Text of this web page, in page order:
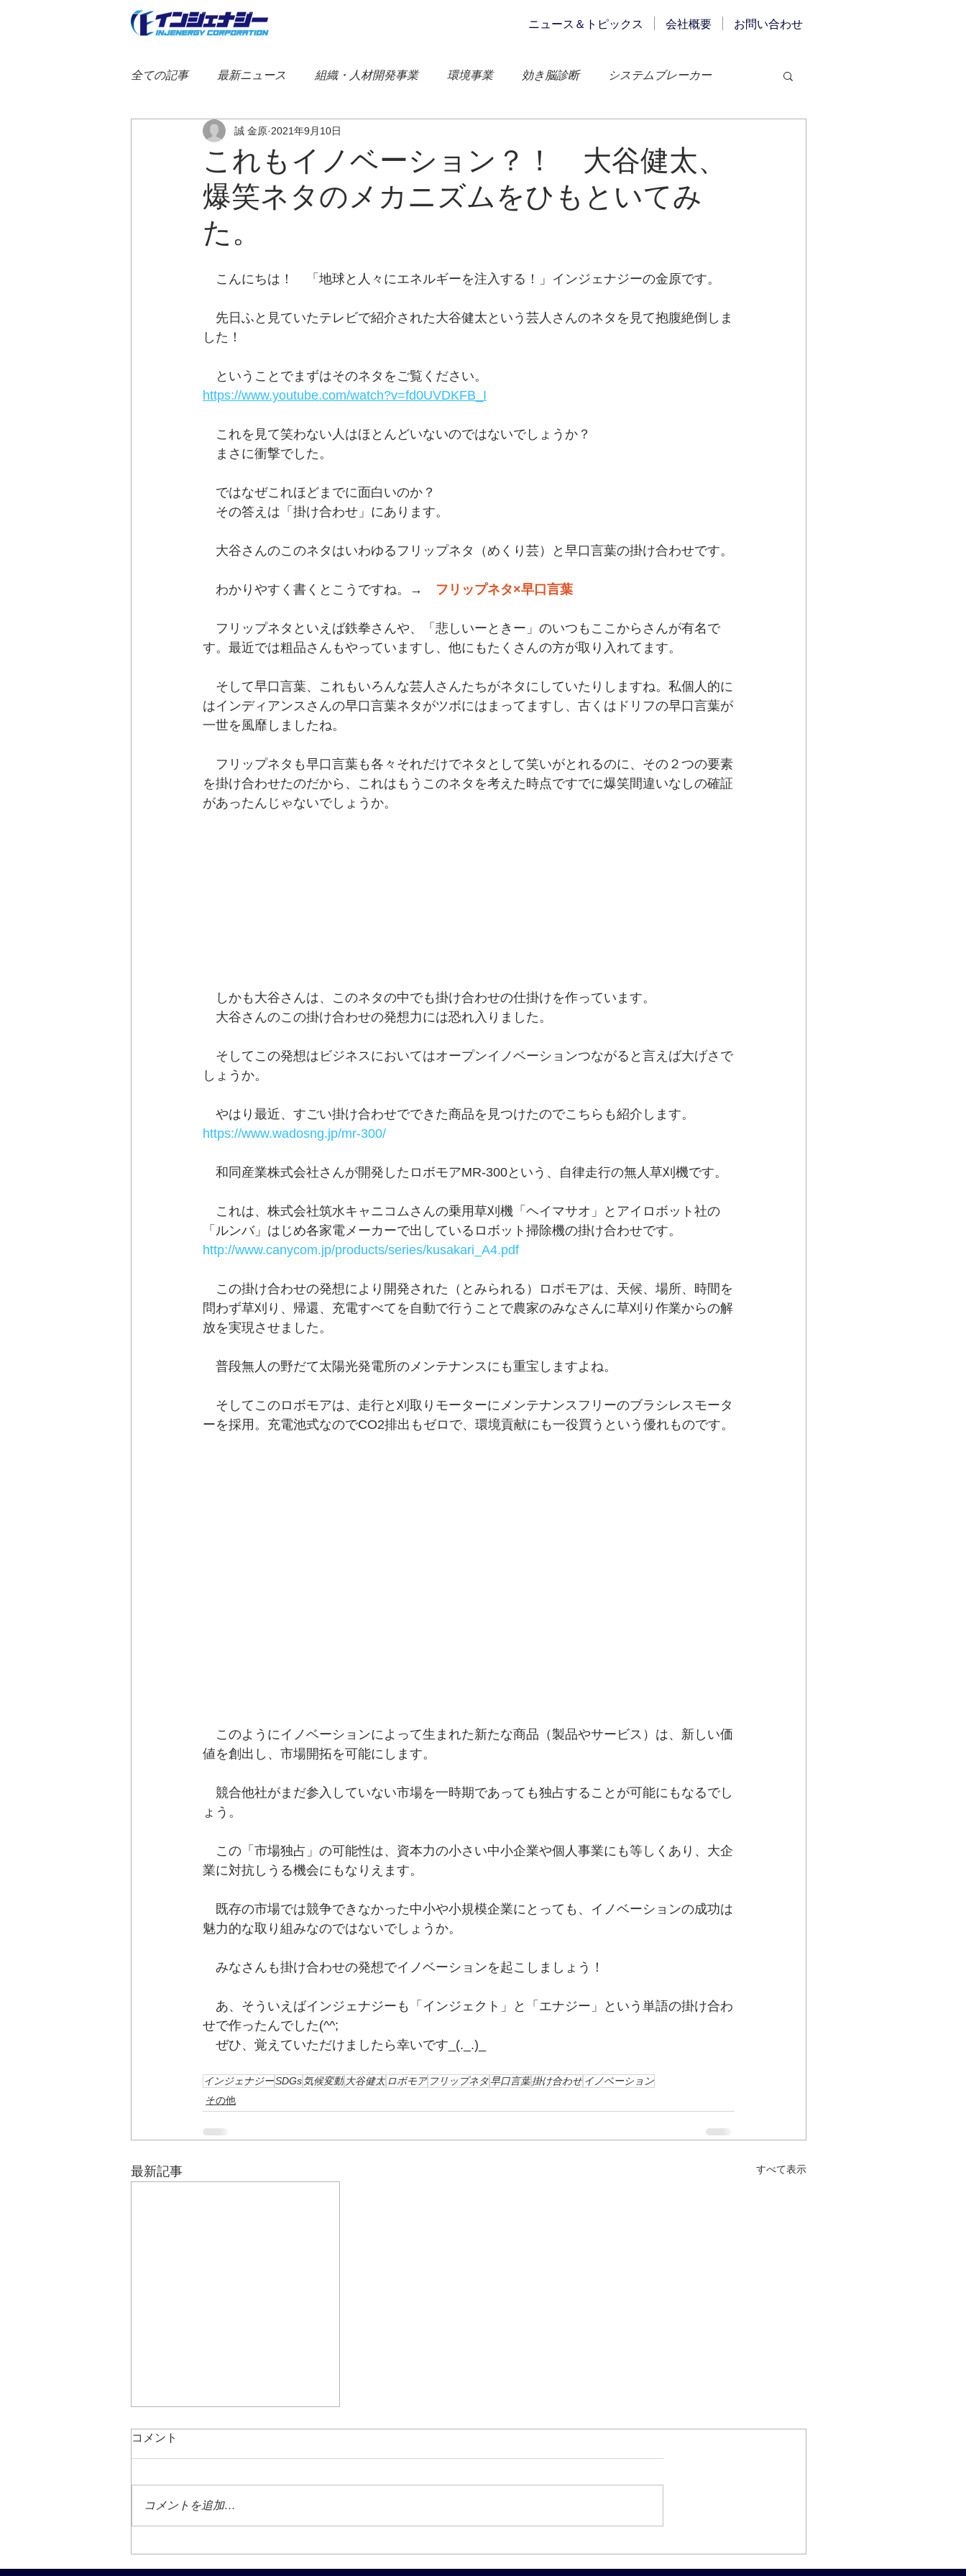
ニュース＆トピックス 会社概要 お問い合わせ
全ての記事 最新ニュース 組織・人材開発事業 環境事業 効き脳診断 システムブレーカー
アクアウィッシュ インジェナジー
これもイノベーション？！ 大谷健太、
爆笑ネタのメカニズムをひもといてみ
た。
誠 金原 2021年9月10日
こんにちは！　「地球と人々にエネルギーを注入する！」インジェナジーの金原です。
先日ふと見ていたテレビで紹介された大谷健太という芸人さんのネタを見て抱腹絶倒しま
した！
ということでまずはそのネタをご覧ください。
https://www.youtube.com/watch?v=fd0UVDKFB_I
これを見て笑わない人はほとんどいないのではないでしょうか？
まさに衝撃でした。
ではなぜこれほどまでに面白いのか？
その答えは「掛け合わせ」にあります。
大谷さんのこのネタはいわゆるフリップネタ（めくり芸）と早口言葉の掛け合わせです。
わかりやすく書くとこうですね。→ フリップネタ×早口言葉
フリップネタといえば鉄拳さんや、「悲しいーときー」のいつもここからさんが有名で
す。最近では粗品さんもやっていますし、他にもたくさんの方が取り入れてます。
そして早口言葉、これもいろんな芸人さんたちがネタにしていたりしますね。私個人的に
はインディアンスさんの早口言葉ネタがツボにはまってますし、古くはドリフの早口言葉が
一世を風靡しましたね。
フリップネタも早口言葉も各々それだけでネタとして笑いがとれるのに、その２つの要素
を掛け合わせたのだから、これはもうこのネタを考えた時点ですでに爆笑間違いなしの確証
があったんじゃないでしょうか。
しかも大谷さんは、このネタの中でも掛け合わせの仕掛けを作っています。
大谷さんのこの掛け合わせの発想力には恐れ入りました。
そしてこの発想はビジネスにおいてはオープンイノベーションつながると言えば大げさで
しょうか。
やはり最近、すごい掛け合わせでできた商品を見つけたのでこちらも紹介します。
https://www.wadosng.jp/mr-300/
和同産業株式会社さんが開発したロボモアMR-300という、自律走行の無人草刈機です。
これは、株式会社筑水キャニコムさんの乗用草刈機「ヘイマサオ」とアイロボット社の
「ルンバ」はじめ各家電メーカーで出しているロボット掃除機の掛け合わせです。
http://www.canycom.jp/products/series/kusakari_A4.pdf
この掛け合わせの発想により開発された（とみられる）ロボモアは、天候、場所、時間を
問わず草刈り、帰還、充電すべてを自動で行うことで農家のみなさんに草刈り作業からの解
放を実現させました。
普段無人の野だて太陽光発電所のメンテナンスにも重宝しますよね。
そしてこのロボモアは、走行と刈取りモーターにメンテナンスフリーのブラシレスモータ
ーを採用。充電池式なのでCO2排出もゼロで、環境貢献にも一役買うという優れものです。
このようにイノベーションによって生まれた新たな商品（製品やサービス）は、新しい価
値を創出し、市場開拓を可能にします。
競合他社がまだ参入していない市場を一時期であっても独占することが可能にもなるでし
ょう。
この「市場独占」の可能性は、資本力の小さい中小企業や個人事業にも等しくあり、大企
業に対抗しうる機会にもなりえます。
既存の市場では競争できなかった中小や小規模企業にとっても、イノベーションの成功は
魅力的な取り組みなのではないでしょうか。
みなさんも掛け合わせの発想でイノベーションを起こしましょう！
あ、そういえばインジェナジーも「インジェクト」と「エナジー」という単語の掛け合わ
せで作ったんでした(^^;
ぜひ、覚えていただけましたら幸いです_(._.)_
インジェナジーSDGs 気候変動 大谷健太 ロボモア フリップネタ早口言葉掛け合わせ イノベーション
その他
最新記事 すべて表示
見えるもの
コメント
コメントを追加…